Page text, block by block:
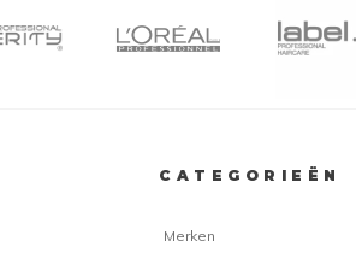
CATEGORIEËN
Merken